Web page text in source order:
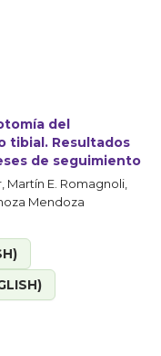
del
tibial. Resultados
de seguimiento
Martín E. Romagnoli,
Mendoza